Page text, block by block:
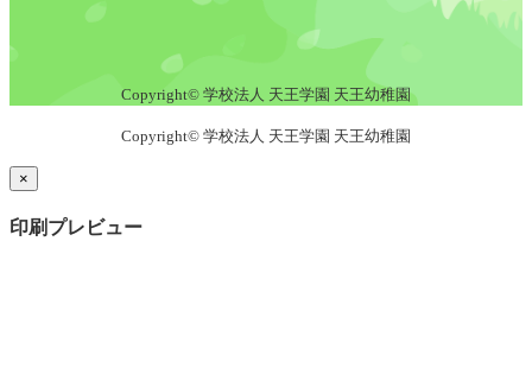
Copyright© 学校法人 天王学園 天王幼稚園
Copyright© 学校法人 天王学園 天王幼稚園
×
印刷プレビュー